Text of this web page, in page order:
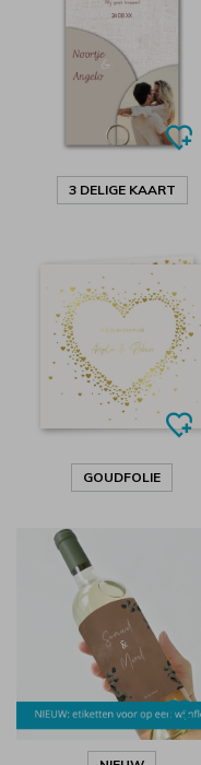
3 DELIGE KAART
GOUDFOLIE